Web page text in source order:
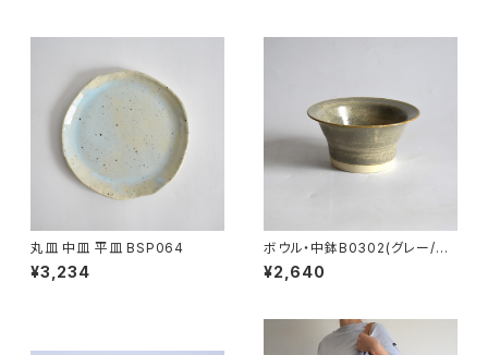
丸皿 中皿 平皿 BSP064
¥3,234
ボウル・中鉢B0302(グレー/ベ
ージュ)
¥2,640